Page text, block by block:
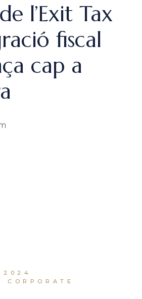
l’Exit Tax
fiscal
cap a
2024
CORPORATE